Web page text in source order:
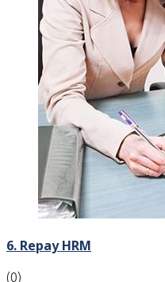
6. Repay HRM
(0)